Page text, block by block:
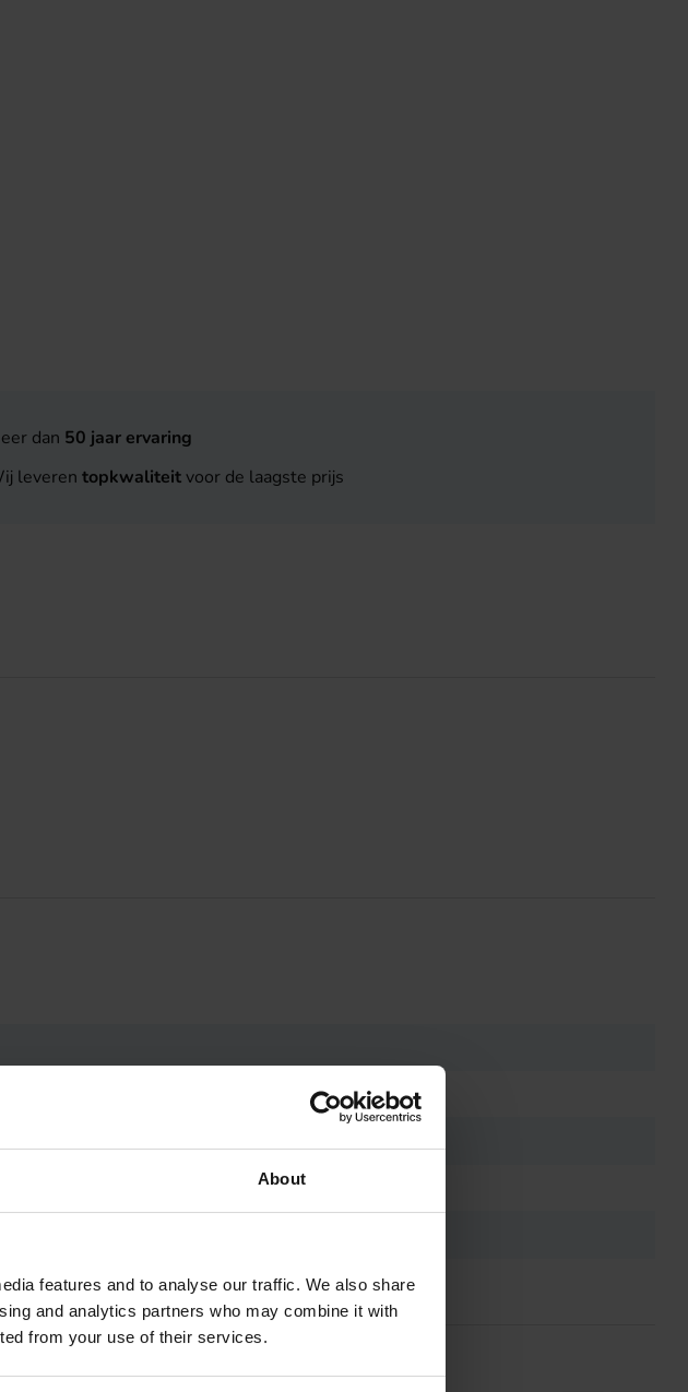
About
features and to analyse our traffic. We also share
and analytics partners who may combine it with
from your use of their services.
dan 50 jaar ervaring
leveren topkwaliteit voor de laagste prijs